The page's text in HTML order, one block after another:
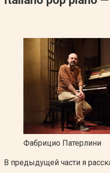
Фабрицио Патерлини
В предыдущей части я